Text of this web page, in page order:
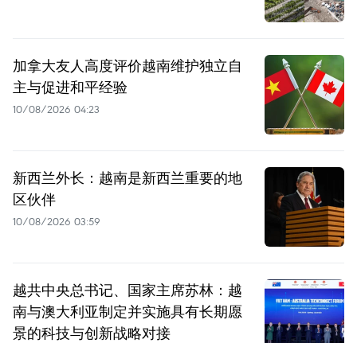
加拿大友人高度评价越南维护独立自
主与促进和平经验
10/08/2026 04:23
新西兰外长：越南是新西兰重要的地
区伙伴
10/08/2026 03:59
越共中央总书记、国家主席苏林：越
南与澳大利亚制定并实施具有长期愿
景的科技与创新战略对接